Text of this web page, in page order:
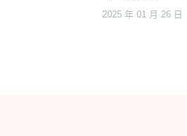
2025 年 01 月 26 日